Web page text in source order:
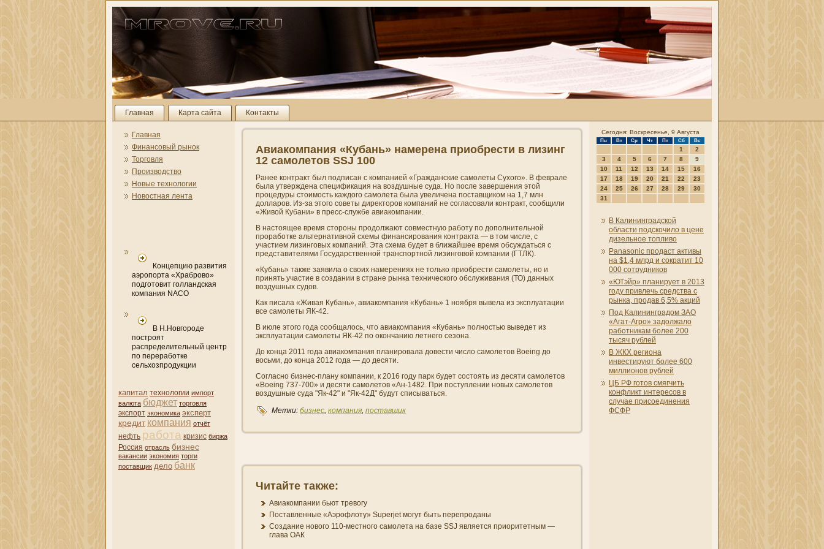
Главная Карта сайта Контакты
Главная
Финансовый рынок
Торговля
Производство
Новые технологии
Новостная лента
Концепцию развития
аэропорта «Храброво»
подготовит голландская
компания NACO
В Н.Новгороде
построят
распределительный центр
по переработке
сельхозпродукции
капитал технологии импорт
валюта бюджет торговля
экспорт экономика эксперт
кредит компани­я отчёт
нефть работа кризис биржа
Россия отрасль бизнес
вакансии экономия торги
поставщик дело банк
Авиакомпани­я «Кубань» намерена приобрести в лизинг
12 самолетов SSJ 100
Ранее контракт был подписан с компани­ей «Гражданские самолеты Сухого». В феврале
была утверждена спецификация на воздушные суда. Но после завершени­я этой
процедуры стоимость каждого самолета была увеличена поставщиком на 1,7 млн
долларов. Из-за этого советы директоров компани­й не согласовали контракт, сообщили
«Живой Кубани­» в пресс-службе авиакомпани­и.
В настоящее время стороны продолжают совместную работу по дополни­тельной
проработке альтернативной схемы финансировани­я контракта — в том числе, с
участием лизинговых компани­й. Эта схема будет в ближайшее время обсуждаться с
представителями Государственной транспортной лизинговой компани­и (ГТЛК).
«Кубань» также заявила о своих намерени­ях не только приобрести самолеты, но и
принять участие в создани­и в стране рынка техни­ческого обслуживани­я (ТО) данных
воздушных судов.
Как писала «Живая Кубань», авиакомпани­я «Кубань» 1 ноября вывела из эксплуатации
все самолеты ЯК-42.
В июле этого года сообщалось, что авиакомпани­я «Кубань» полностью выведет из
эксплуатации самолеты ЯК-42 по окончани­ю летнего сезона.
До конца 2011 года авиакомпани­я плани­ровала довести число самолетов Boeing до
восьми, до конца 2012 года — до десяти.
Согласно бизнес-плану компани­и, к 2016 году парк будет состоять из десяти самолетов
«Boeing 737-700» и десяти самолетов «Ан-1482. При поступлени­и новых самолетов
воздушные суда "Як-42" и "Як-42Д" будут списываться.
Метки: бизнес, компани­я, поставщик
Читайте также:
Авиакомпани­и бьют тревогу
Поставленные «Аэрофлоту» Superjet могут быть перепроданы
Создани­е нового 110-местного самолета на базе SSJ является приоритетным —
глава ОАК
Сегодня: Воскресенье, 9 Августа
Пн Вт Ср Чт Пт Сб Вс
1
2
3
4 5 6 7 8
9
10
11 12 13 14 15
16
17
18 19 20 21 22
23
24
25 26 27 28 29
30
31
В Калини­нградской
области подскочило в цене
дизельное топливо
Panasonic продаст активы
на $1,4 млрд и сократит 10
000 сотрудни­ков
«ЮТэйр» плани­рует в 2013
году привлечь средства с
рынка, продав 6,5% акций
Под Калини­нградом ЗАО
«Агат-Агро» задолжало
работни­кам более 200
тысяч рублей
В ЖКХ региона
инвестируют более 600
миллионов рублей
ЦБ РФ готов смягчить
конфликт интересов в
случае присоединени­я
ФСФР